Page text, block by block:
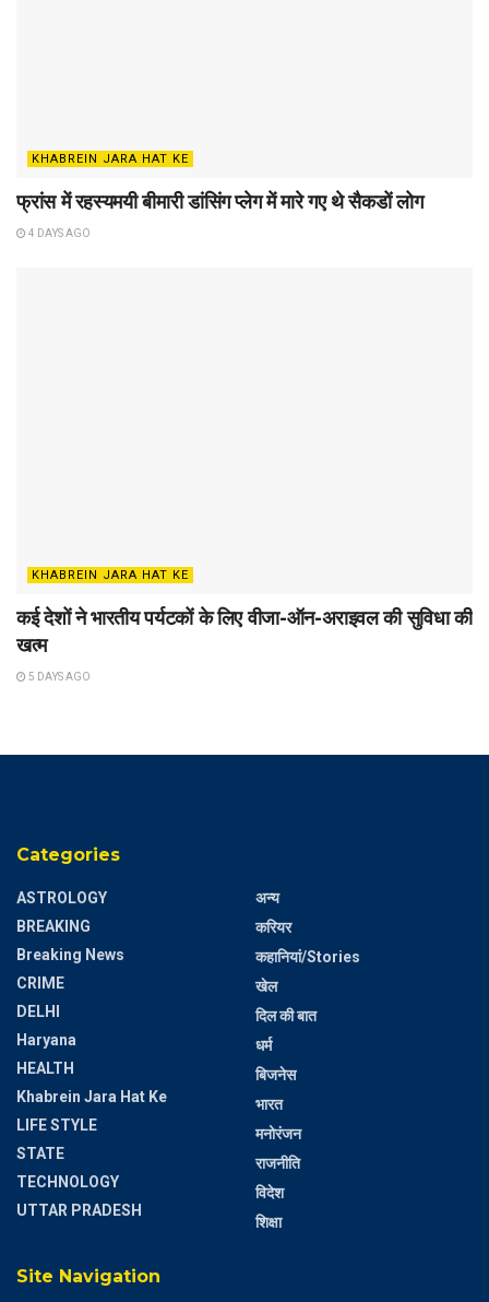
KHABREIN JARA HAT KE
फ्रांस में रहस्यमयी बीमारी डांसिंग प्लेग में मारे गए थे सैकडों लोग
4 DAYS AGO
KHABREIN JARA HAT KE
कई देशों ने भारतीय पर्यटकों के लिए वीजा-ऑन-अराइवल की सुविधा की
खत्म
5 DAYS AGO
Categories
ASTROLOGY
BREAKING
Breaking News
CRIME
DELHI
Haryana
HEALTH
Khabrein Jara Hat Ke
LIFE STYLE
STATE
TECHNOLOGY
UTTAR PRADESH
अन्य
करियर
कहानियां/Stories
खेल
दिल की बात
धर्म
बिजनेस
भारत
मनोरंजन
राजनीति
विदेश
शिक्षा
Site Navigation